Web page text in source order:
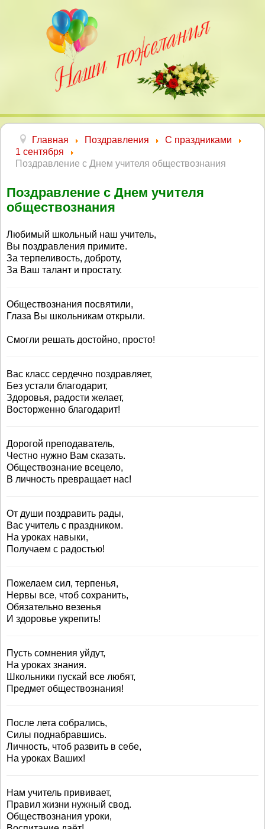
Главная Поздравления
С праздниками
1 сентября
Поздравление с Днем учителя обществознания
Поздравление с Днем учителя
обществознания
Любимый школьный наш учитель,
Вы поздравления примите.
За терпеливость, доброту,
За Ваш талант и простату.
Обществознания посвятили,
Глаза Вы школьникам открыли.
Смогли решать достойно, просто!
Вас класс сердечно поздравляет,
Без устали благодарит,
Здоровья, радости желает,
Восторженно благодарит!
Дорогой преподаватель,
Честно нужно Вам сказать.
Обществознание всецело,
В личность превращает нас!
От души поздравить рады,
Вас учитель с праздником.
На уроках навыки,
Получаем с радостью!
Пожелаем сил, терпенья,
Нервы все, чтоб сохранить,
Обязательно везенья
И здоровье укрепить!
Пусть сомнения уйдут,
На уроках знания.
Школьники пускай все любят,
Предмет обществознания!
После лета собрались,
Силы поднабравшись.
Личность, чтоб развить в себе,
На уроках Ваших!
Нам учитель прививает,
Правил жизни нужный свод.
Обществознания уроки,